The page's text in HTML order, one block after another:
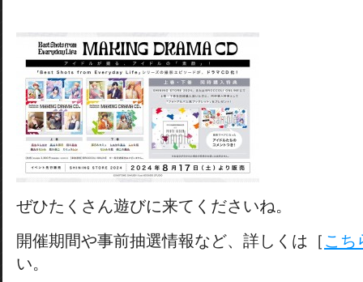
ぜひたくさん遊びに来てくださいね。
開催期間や事前抽選情報など、詳しくは［ こち
い。